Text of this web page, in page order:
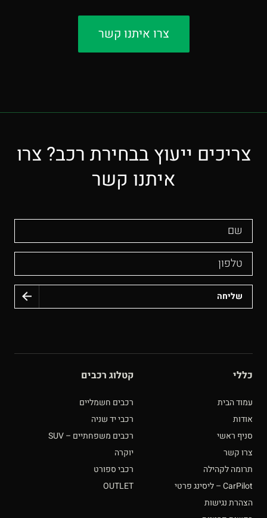
צרו איתנו קשר
צריכים ייעוץ בבחירת רכב? צרו
איתנו קשר
כללי
עמוד הבית
אודות
סניף ראשי
צרו קשר
תרומה לקהילה
CarPilot – ליסינג פרטי
הצהרת נגישות
קטלוג רכבים
רכבים חשמליים
רכבי יד שניה
רכבים משפחתיים – SUV
יוקרה
רכבי ספורט
OUTLET